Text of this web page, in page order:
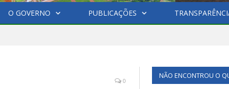
O GOVERNO PUBLICAÇÕES
0
NÃO ENCONTROU O